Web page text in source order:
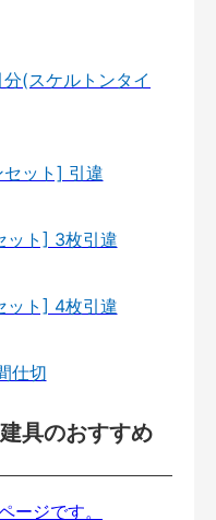
(スケルトンタイ
ット] 引違
ット] 3枚引違
ット] 4枚引違
仕切
具のおすすめ